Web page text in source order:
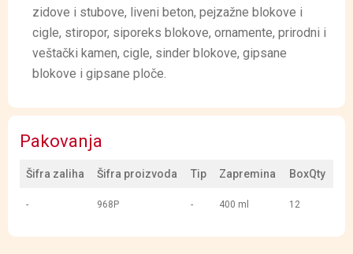
zidove i stubove, liveni beton, pejzažne blokove i
cigle, stiropor, siporeks blokove, ornamente, prirodni i
veštački kamen, cigle, sinder blokove, gipsane
blokove i gipsane ploče.
Pakovanja
Šifra zaliha Šifra proizvoda Tip Zapremina BoxQty
- 968P - 400 ml 12